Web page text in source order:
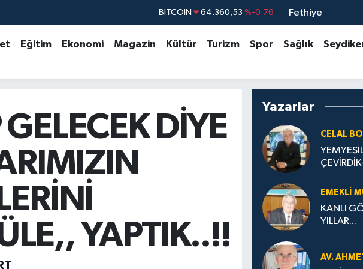
BITCOIN 64.360,53 %-0.76
STERLİN 64,1897 %0.02
BİST100 13.887
Fethiye
Eğitim Ekonomi Magazin Kültür Turizm Spor Sağlık
GELECEK DİYE
YAPTIK..!!
Yazarlar
CELAL
EMEKLI
KANLI
YILLAR...
AV.